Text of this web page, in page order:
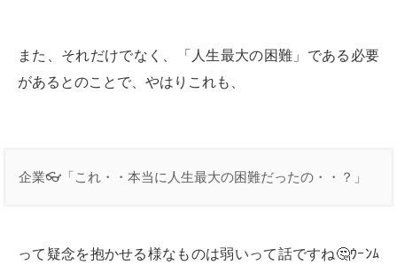
また、それだけでなく、「人生最大の困難」である必要
があるとのことで、やはりこれも、
企業👓「これ・・本当に人生最大の困難だったの・・？」
って疑念を抱かせる様なものは弱いって話ですね🤔ｳｰﾝﾑ